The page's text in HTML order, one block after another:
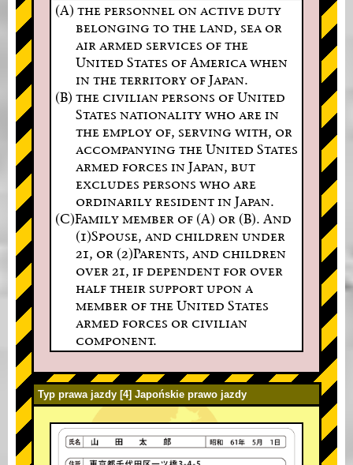
(A) the personnel on active duty
belonging to the land, sea or
air armed services of the
United States of America when
in the territory of Japan.
(B) the civilian persons of United
States nationality who are in
the employ of, serving with, or
accompanying the United States
armed forces in Japan, but
excludes persons who are
ordinarily resident in Japan.
(C)Family member of (A) or (B). And
(1)Spouse, and children under
21, or (2)Parents, and children
over 21, if dependent for over
half their support upon a
member of the United States
armed forces or civilian
component.
Typ prawa jazdy [4] Japońskie prawo jazdy